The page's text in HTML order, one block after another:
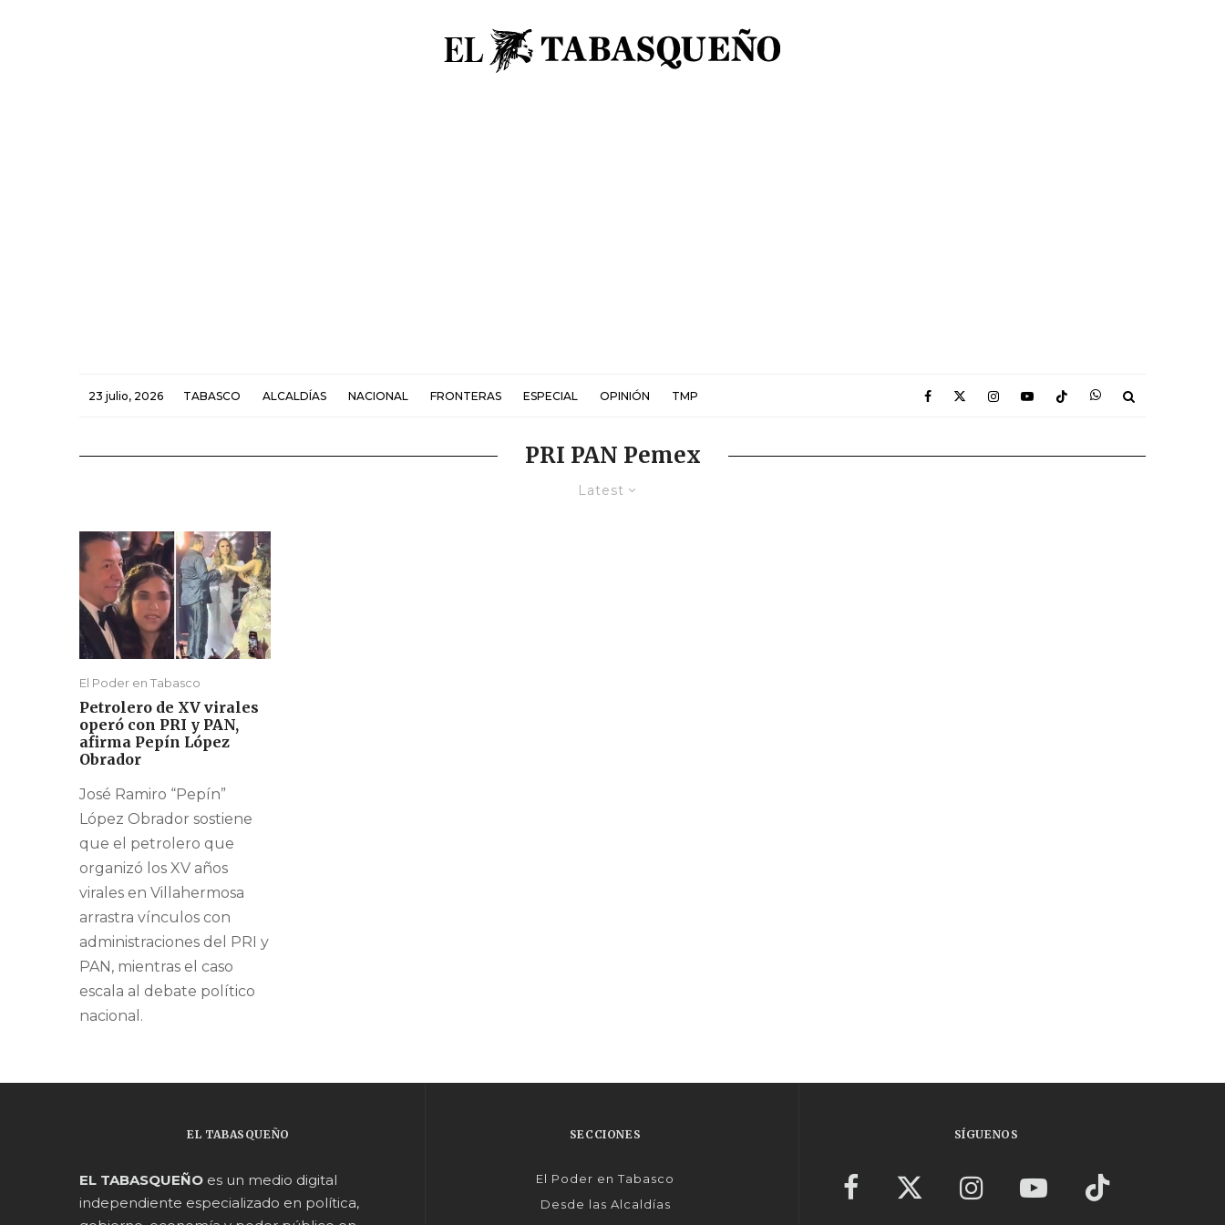
23 julio, 2026 TABASCO ALCALDÍAS NACIONAL FRONTERAS ESPECIAL OPINIÓN TMP
PRI PAN Pemex
Latest
El Poder en Tabasco
Petrolero de XV virales
operó con PRI y PAN,
afirma Pepín López
Obrador
José Ramiro “Pepín”
López Obrador sostiene
que el petrolero que
organizó los XV años
virales en Villahermosa
arrastra vínculos con
administraciones del PRI y
PAN, mientras el caso
escala al debate político
nacional.
EL TABASQUEÑO
EL TABASQUEÑO es un medio digital
independiente especializado en política,
SECCIONES
El Poder en Tabasco
Desde las Alcaldías
SÍGUENOS